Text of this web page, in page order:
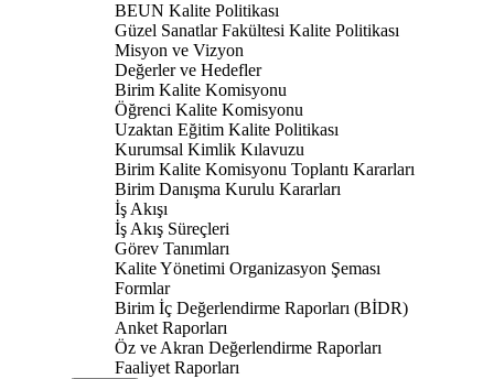
BEUN Kalite Politikası
Güzel Sanatlar Fakültesi Kalite Politikası
Misyon ve Vizyon
Değerler ve Hedefler
Birim Kalite Komisyonu
Öğrenci Kalite Komisyonu
Uzaktan Eğitim Kalite Politikası
Kurumsal Kimlik Kılavuzu
Birim Kalite Komisyonu Toplantı Kararları
Birim Danışma Kurulu Kararları
İş Akışı
İş Akış Süreçleri
Görev Tanımları
Kalite Yönetimi Organizasyon Şeması
Formlar
Birim İç Değerlendirme Raporları (BİDR)
Anket Raporları
Öz ve Akran Değerlendirme Raporları
Faaliyet Raporları